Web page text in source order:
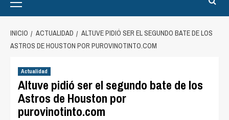
Menu
INICIO ACTUALIDAD
ALTUVE PIDIÓ SER EL SEGUNDO BATE DE LOS
ASTROS DE HOUSTON POR PUROVINOTINTO.COM
Actualidad
Altuve pidió ser el segundo bate de los
Astros de Houston por
purovinotinto.com